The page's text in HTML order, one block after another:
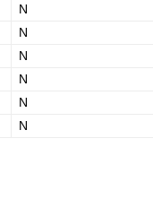
N
N
N
N
N
N